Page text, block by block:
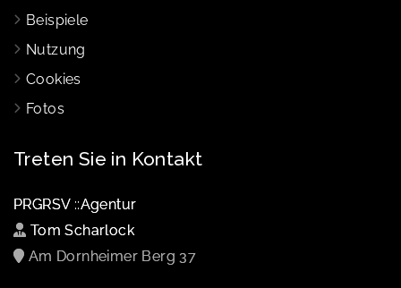
Beispiele
Nutzung
Cookies
Fotos
Treten Sie in Kontakt
PRGRSV ::Agentur
Tom Scharlock
Am Dornheimer Berg 37